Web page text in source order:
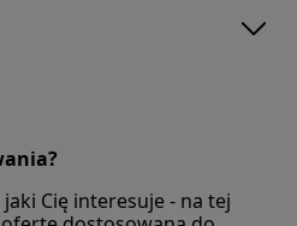
Cię interesuje - na tej